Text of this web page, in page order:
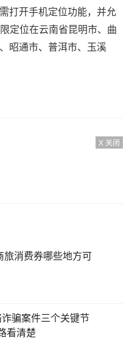
打开手机定位功能，并允
定位在云南省昆明市、曲
昭通市、普洱市、玉溪
X 关闭
旅消费券哪些地方可
骗案件三个关键节
看清楚